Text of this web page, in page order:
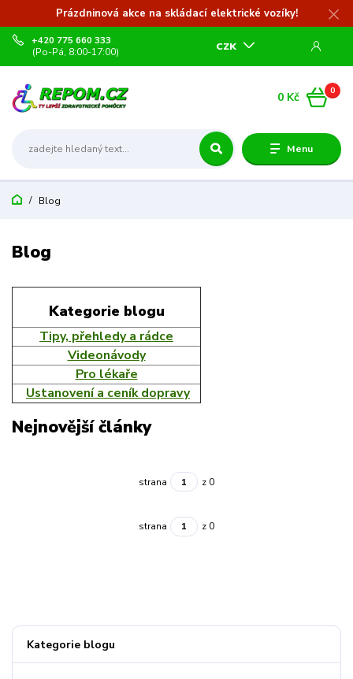
Prázdninová akce na skládací elektrické vozíky!
Menu
CZK
+420 775 660 333
(Po-Pá, 8:00-17:00)
0
0 Kč
Blog
Kategorie blogu
Blog
Kategorie blogu
Tipy, přehledy a rádce
Videonávody
Pro lékaře
Ustanovení a ceník dopravy
Nejnovější články
strana z 0
strana z 0